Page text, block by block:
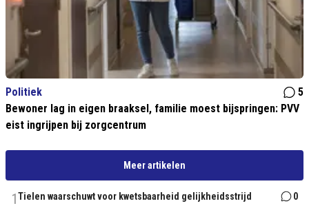
Politiek
5
Bewoner lag in eigen braaksel, familie moest bijspringen: PVV
eist ingrijpen bij zorgcentrum
Meer artikelen
1Tielen waarschuwt voor kwetsbaarheid gelijkheidsstrijd 0